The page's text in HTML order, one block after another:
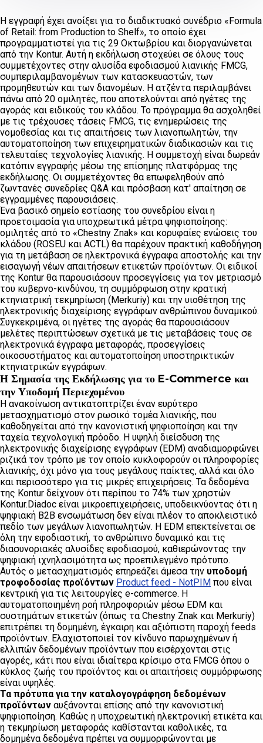
Η εγγραφή έχει ανοίξει για το διαδικτυακό συνέδριο «Formula
of Retail: from Production to Shelf», το οποίο έχει
προγραμματιστεί για τις 29 Οκτωβρίου και διοργανώνεται
από την Kontur. Αυτή η εκδήλωση στοχεύει σε όλους τους
συμμετέχοντες στην αλυσίδα εφοδιασμού λιανικής FMCG,
συμπεριλαμβανομένων των κατασκευαστών, των
προμηθευτών και των διανομέων. Η ατζέντα περιλαμβάνει
πάνω από 20 ομιλητές, που αποτελούνται από ηγέτες της
αγοράς και ειδικούς του κλάδου. Το πρόγραμμα θα ασχοληθεί
με τις τρέχουσες τάσεις FMCG, τις ενημερώσεις της
νομοθεσίας και τις απαιτήσεις των λιανοπωλητών, την
αυτοματοποίηση των επιχειρηματικών διαδικασιών και τις
τελευταίες τεχνολογίες λιανικής. Η συμμετοχή είναι δωρεάν
κατόπιν εγγραφής μέσω της επίσημης πλατφόρμας της
εκδήλωσης. Οι συμμετέχοντες θα επωφεληθούν από
ζωντανές συνεδρίες Q&A και πρόσβαση κατ' απαίτηση σε
εγγραμμένες παρουσιάσεις.
Ένα βασικό σημείο εστίασης του συνεδρίου είναι η
προετοιμασία για υποχρεωτικά μέτρα ψηφιοποίησης:
ομιλητές από το «Chestny Znak» και κορυφαίες ενώσεις του
κλάδου (ROSEU και ACTL) θα παρέχουν πρακτική καθοδήγηση
για τη μετάβαση σε ηλεκτρονικά έγγραφα αποστολής και την
εισαγωγή νέων απαιτήσεων ετικετών προϊόντων. Οι ειδικοί
της Kontur θα παρουσιάσουν προσεγγίσεις για τον μετριασμό
του κυβερνο-κινδύνου, τη συμμόρφωση στην κρατική
κτηνιατρική τεκμηρίωση (Merkuriy) και την υιοθέτηση της
ηλεκτρονικής διαχείρισης εγγράφων ανθρώπινου δυναμικού.
Συγκεκριμένα, οι ηγέτες της αγοράς θα παρουσιάσουν
μελέτες περιπτώσεων σχετικά με τις μεταβάσεις τους σε
ηλεκτρονικά έγγραφα μεταφοράς, προσεγγίσεις
οικοσυστήματος και αυτοματοποίηση υποστηρικτικών
κτηνιατρικών εγγράφων.
Η Σημασία της Εκδήλωσης για το E-Commerce και
την Υποδομή Περιεχομένου
Η ανακοίνωση αντικατοπτρίζει έναν ευρύτερο
μετασχηματισμό στον ρωσικό τομέα λιανικής, που
καθοδηγείται από την κανονιστική ψηφιοποίηση και την
ταχεία τεχνολογική πρόοδο. Η υψηλή διείσδυση της
ηλεκτρονικής διαχείρισης εγγράφων (EDM) αναδιαμορφώνει
ριζικά τον τρόπο με τον οποίο κυκλοφορούν οι πληροφορίες
λιανικής, όχι μόνο για τους μεγάλους παίκτες, αλλά και όλο
και περισσότερο για τις μικρές επιχειρήσεις. Τα δεδομένα
της Kontur δείχνουν ότι περίπου το 74% των χρηστών
Kontur.Diadoc είναι μικροεπιχειρήσεις, υποδεικνύοντας ότι η
ψηφιακή B2B ενσωμάτωση δεν είναι πλέον το αποκλειστικό
πεδίο των μεγάλων λιανοπωλητών. Η EDM επεκτείνεται σε
όλη την εφοδιαστική, το ανθρώπινο δυναμικό και τις
διασυνοριακές αλυσίδες εφοδιασμού, καθιερώνοντας την
ψηφιακή ιχνηλασιμότητα ως προεπιλεγμένο πρότυπο.
Αυτός ο μετασχηματισμός επηρεάζει άμεσα την υποδομή
τροφοδοσίας προϊόντων Product feed - NotPIM που είναι
κεντρική για τις λειτουργίες e-commerce. Η
αυτοματοποιημένη ροή πληροφοριών μέσω EDM και
συστημάτων ετικετών (όπως τα Chestny Znak και Merkuriy)
επιτρέπει τη δομημένη, έγκαιρη και αξιόπιστη παροχή feeds
προϊόντων. Ελαχιστοποιεί τον κίνδυνο παρωχημένων ή
ελλιπών δεδομένων προϊόντων που εισέρχονται στις
αγορές, κάτι που είναι ιδιαίτερα κρίσιμο στα FMCG όπου ο
κύκλος ζωής του προϊόντος και οι απαιτήσεις συμμόρφωσης
είναι υψηλές.
Τα πρότυπα για την καταλογογράφηση δεδομένων
προϊόντων αυξάνονται επίσης από την κανονιστική
ψηφιοποίηση. Καθώς η υποχρεωτική ηλεκτρονική ετικέτα και
η τεκμηρίωση μεταφοράς καθίστανται καθολικές, τα
δομημένα δεδομένα πρέπει να συμμορφώνονται με